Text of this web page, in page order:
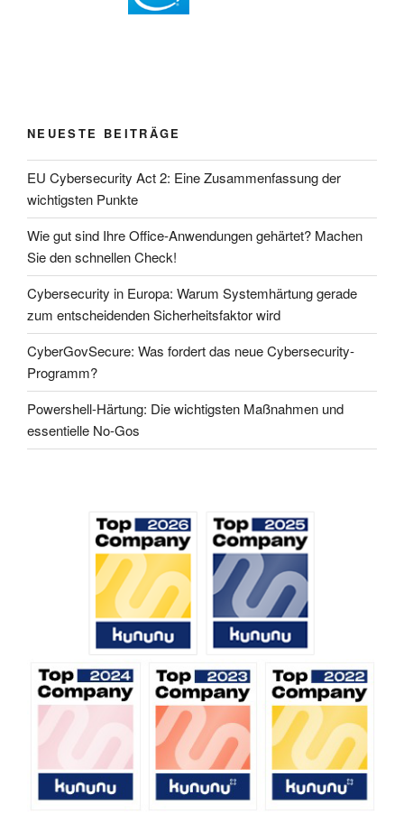
NEUESTE BEITRÄGE
EU Cybersecurity Act 2: Eine Zusammenfassung der
wichtigsten Punkte
Wie gut sind Ihre Office-Anwendungen gehärtet? Machen
Sie den schnellen Check!
Cybersecurity in Europa: Warum Systemhärtung gerade
zum entscheidenden Sicherheitsfaktor wird
CyberGovSecure: Was fordert das neue Cybersecurity-
Programm?
Powershell-Härtung: Die wichtigsten Maßnahmen und
essentielle No-Gos